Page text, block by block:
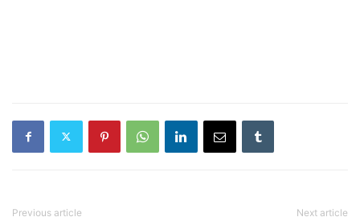
Previous article Next article